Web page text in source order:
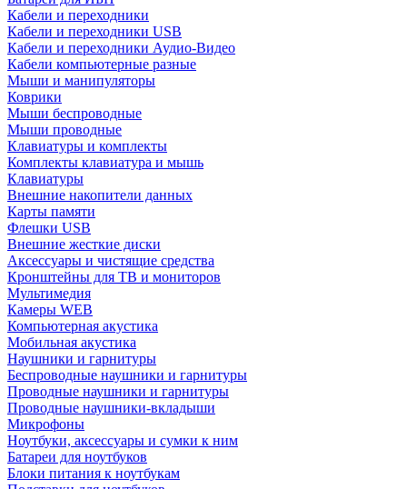
Кабели и переходники
Кабели и переходники USB
Кабели и переходники Аудио-Видео
Кабели компьютерные разные
Мыши и манипуляторы
Коврики
Мыши беспроводные
Мыши проводные
Клавиатуры и комплекты
Комплекты клавиатура и мышь
Клавиатуры
Внешние накопители данных
Карты памяти
Флешки USB
Внешние жесткие диски
Аксессуары и чистящие средства
Кронштейны для ТВ и мониторов
Мультимедия
Камеры WEB
Компьютерная акустика
Мобильная акустика
Наушники и гарнитуры
Беспроводные наушники и гарнитуры
Проводные наушники и гарнитуры
Проводные наушники-вкладыши
Микрофоны
Ноутбуки, аксессуары и сумки к ним
Батареи для ноутбуков
Блоки питания к ноутбукам